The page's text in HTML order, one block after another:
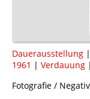
Dauerausstellung |
1961 | Verdauung |
Fotografie / Negativ